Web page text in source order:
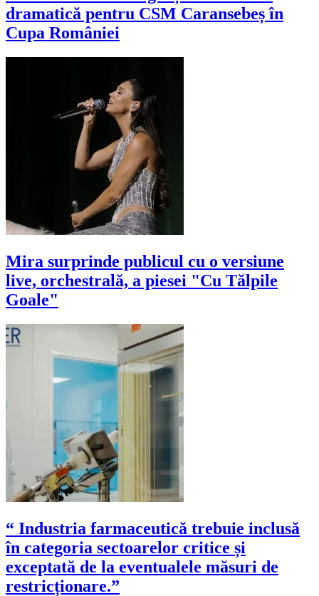
dramatică pentru CSM Caransebeș în
Cupa României
Mira surprinde publicul cu o versiune
live, orchestrală, a piesei "Cu Tălpile
Goale"
“ Industria farmaceutică trebuie inclusă
în categoria sectoarelor critice și
exceptată de la eventualele măsuri de
restricționare.”